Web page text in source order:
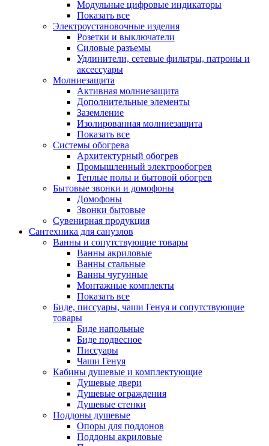
Модульные цифровые индикаторы
Показать все
Электроустановочные изделия
Розетки и выключатели
Силовые разъемы
Удлинители, сетевые фильтры, патроны и
аксессуары
Молниезащита
Активная молниезащита
Дополнительные элементы
Заземление
Изолированная молниезащита
Показать все
Системы обогрева
Архитектурный обогрев
Промышленный электрообогрев
Теплые полы и бытовой обогрев
Бытовые звонки и домофоны
Домофоны
Звонки бытовые
Сувенирная продукция
Сантехника для санузлов
Ванны и сопутствующие товары
Ванны акриловые
Ванны стальные
Ванны чугунные
Монтажные комплекты
Показать все
Биде, писсуары, чаши Генуя и сопутствующие
товары
Биде напольные
Биде подвесное
Писсуары
Чаши Генуя
Кабины душевые и комплектующие
Душевые двери
Душевые ограждения
Душевые стенки
Поддоны душевые
Опоры для поддонов
Поддоны акриловые